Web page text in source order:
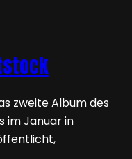
zweite Album des
im Januar in